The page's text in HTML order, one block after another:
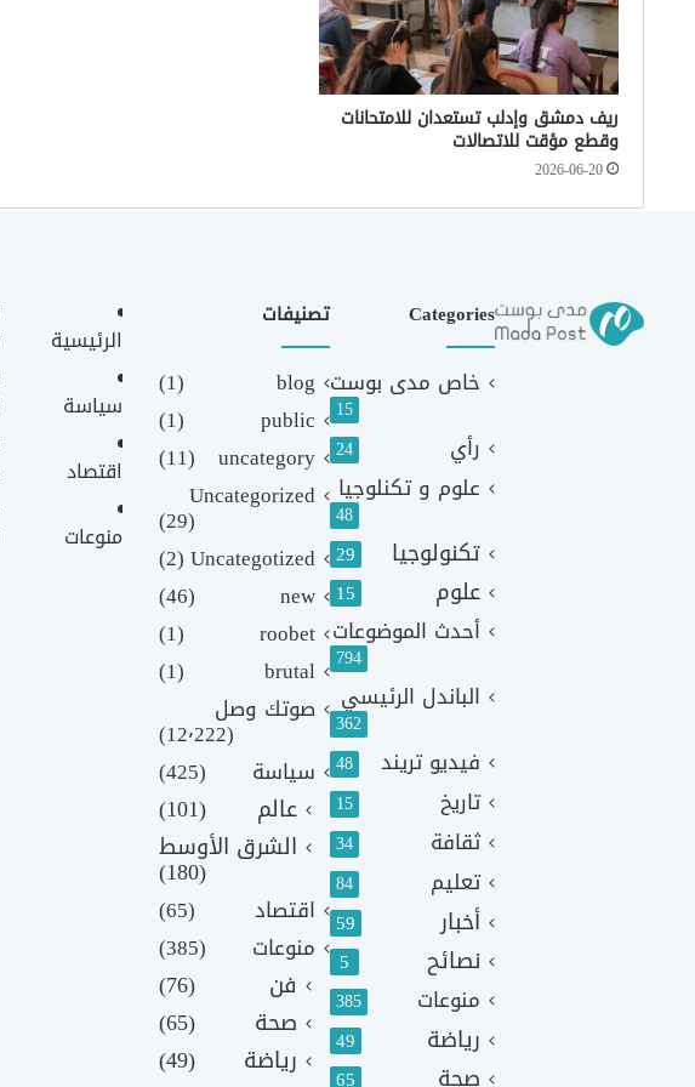
ريف دمشق وإدلب تستعدان للامتحانات
وقطع مؤقت للاتصالات
2026-06-20
Categories
خاص مدى بوست
15
رأي 24
علوم و تكنلوجيا
48
تكنولوجيا 29
علوم 15
أحدث الموضوعات
794
الباندل الرئيسي
362
فيديو تريند 48
تاريخ 15
ثقافة 34
تعليم 84
أخبار 59
نصائح 5
منوعات 385
رياضة 49
صحة 65
تصنيفات
blog
(1)
public
(1)
uncategory
(11)
Uncategorized
(29)
Uncategotized
(2)
new
(46)
roobet
(1)
brutal
(1)
صوتك وصل
(12٬222)
سياسة
(425)
عالم
(101)
الشرق الأوسط
(180)
اقتصاد
(65)
منوعات
(385)
فن
(76)
صحة
(65)
رياضة
(49)
الرئيسية
سياسة
اقتصاد
منوعات